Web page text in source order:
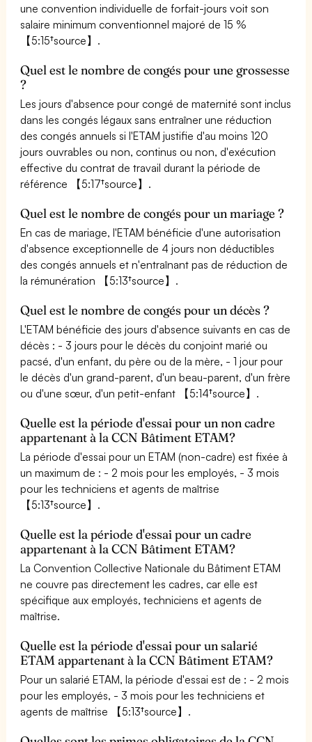
une convention individuelle de forfait-jours voit son
salaire minimum conventionnel majoré de 15 %
【5:15†source】.
Quel est le nombre de congés pour une grossesse
?
Les jours d'absence pour congé de maternité sont inclus
dans les congés légaux sans entraîner une réduction
des congés annuels si l'ETAM justifie d'au moins 120
jours ouvrables ou non, continus ou non, d'exécution
effective du contrat de travail durant la période de
référence 【5:17†source】.
Quel est le nombre de congés pour un mariage ?
En cas de mariage, l'ETAM bénéficie d'une autorisation
d'absence exceptionnelle de 4 jours non déductibles
des congés annuels et n'entraînant pas de réduction de
la rémunération 【5:13†source】.
Quel est le nombre de congés pour un décès ?
L'ETAM bénéficie des jours d'absence suivants en cas de
décès : - 3 jours pour le décès du conjoint marié ou
pacsé, d'un enfant, du père ou de la mère, - 1 jour pour
le décès d'un grand-parent, d'un beau-parent, d'un frère
ou d'une sœur, d'un petit-enfant 【5:14†source】.
Quelle est la période d'essai pour un non cadre
appartenant à la CCN Bâtiment ETAM?
La période d'essai pour un ETAM (non-cadre) est fixée à
un maximum de : - 2 mois pour les employés, - 3 mois
pour les techniciens et agents de maîtrise
【5:13†source】.
Quelle est la période d'essai pour un cadre
appartenant à la CCN Bâtiment ETAM?
La Convention Collective Nationale du Bâtiment ETAM
ne couvre pas directement les cadres, car elle est
spécifique aux employés, techniciens et agents de
maîtrise.
Quelle est la période d'essai pour un salarié
ETAM appartenant à la CCN Bâtiment ETAM?
Pour un salarié ETAM, la période d'essai est de : - 2 mois
pour les employés, - 3 mois pour les techniciens et
agents de maîtrise 【5:13†source】.